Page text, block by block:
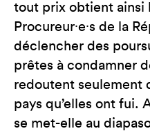
tout prix obtient ainsi
Procureur∙e∙s de la
déclencher des
prêtes à condamner
redoutent seulement
pays qu’elles ont fui.
se met-elle au